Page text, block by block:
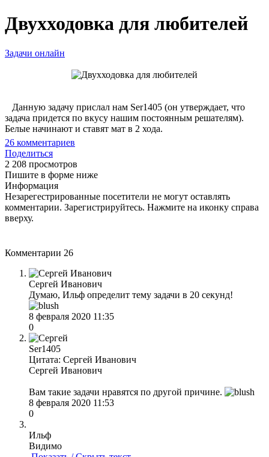
Двухходовка для любителей
Задачи онлайн
Данную задачу прислал нам Ser1405 (он утверждает, что
задача придется по вкусу нашим постоянным решателям).
Белые начинают и ставят мат в 2 хода.
26 комментариев
Поделиться
2 208 просмотров
Пишите в форме ниже
Информация
Незарегестрированные посетители не могут оставлять
комментарии. Зарегистрируйтесь. Нажмите на иконку справа
вверху.
Комментарии 26
Сергей Иванович
Думаю, Ильф определит тему задачи в 20 секунд!
8 февраля 2020 11:35
0
Ser1405
Цитата: Сергей Иванович
Сергей Иванович
Вам такие задачи нравятся по другой причине.
8 февраля 2020 11:53
0
Ильф
Видимо